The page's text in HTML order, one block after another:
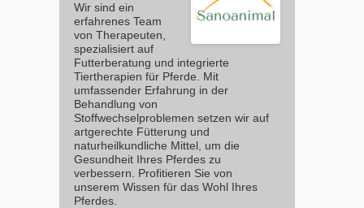
Wir sind ein
erfahrenes Team
von Therapeuten,
spezialisiert auf
Futterberatung und integrierte
Tiertherapien für Pferde. Mit
umfassender Erfahrung in der
Behandlung von
Stoffwechselproblemen setzen wir auf
artgerechte Fütterung und
naturheilkundliche Mittel, um die
Gesundheit Ihres Pferdes zu
verbessern. Profitieren Sie von
unserem Wissen für das Wohl Ihres
Pferdes.